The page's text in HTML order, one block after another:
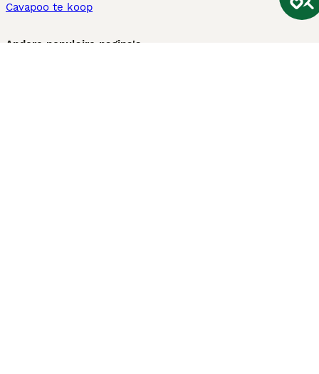
Cavapoo te koop
Andere populaire pagina's